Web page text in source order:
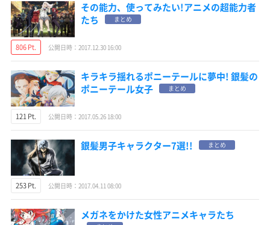
その能力、使ってみたい!アニメの超能力者
たち
まとめ
806 Pt. 公開日時：2017.12.30 16:00
キラキラ揺れるポニーテールに夢中! 銀髪の
ポニーテール女子
まとめ
121 Pt. 公開日時：2017.05.26 18:00
銀髪男子キャラクター7選!! まとめ
253 Pt. 公開日時：2017.04.11 08:00
メガネをかけた女性アニメキャラたち